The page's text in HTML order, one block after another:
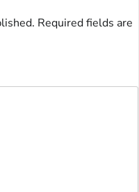
Required fields are